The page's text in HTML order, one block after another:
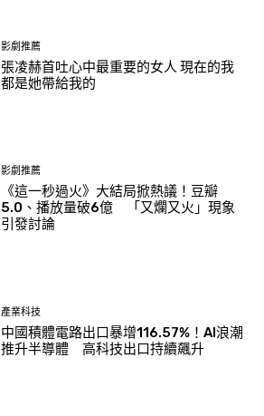
影劇推薦
張凌赫首吐心中最重要的女人 現在的我
都是她帶給我的
影劇推薦
《這一秒過火》大結局掀熱議！豆瓣
5.0、播放量破6億 「又爛又火」現象
引發討論
產業科技
中國積體電路出口暴增116.57%！AI浪潮
推升半導體 高科技出口持續飆升